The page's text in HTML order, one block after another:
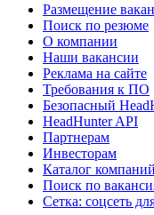
Размещение
Поиск по резюме
О компании
Наши вакансии
Реклама на сайте
Требования к ПО
Безопасный
HeadHunter API
Партнерам
Инвесторам
Каталог компаний
Поиск по
Сетка: соцсеть